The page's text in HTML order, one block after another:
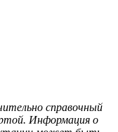
справочный
Информация о